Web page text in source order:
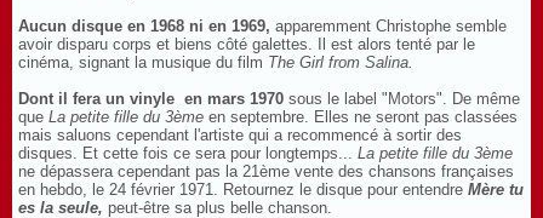
Aucun disque en 1968 ni en 1969, apparemment Christophe semble
avoir disparu corps et biens côté galettes. Il est alors tenté par le
cinéma, signant la musique du film The Girl from Salina.
Dont il fera un vinyle en mars 1970 sous le label "Motors". De même
que La petite fille du 3ème en septembre. Elles ne seront pas classées
mais saluons cependant l'artiste qui a recommencé à sortir des
disques. Et cette fois ce sera pour longtemps... La petite fille du 3ème
ne dépassera cependant pas la 21ème vente des chansons françaises
en hebdo, le 24 février 1971. Retournez le disque pour entendre Mère tu
es la seule, peut-être sa plus belle chanson.